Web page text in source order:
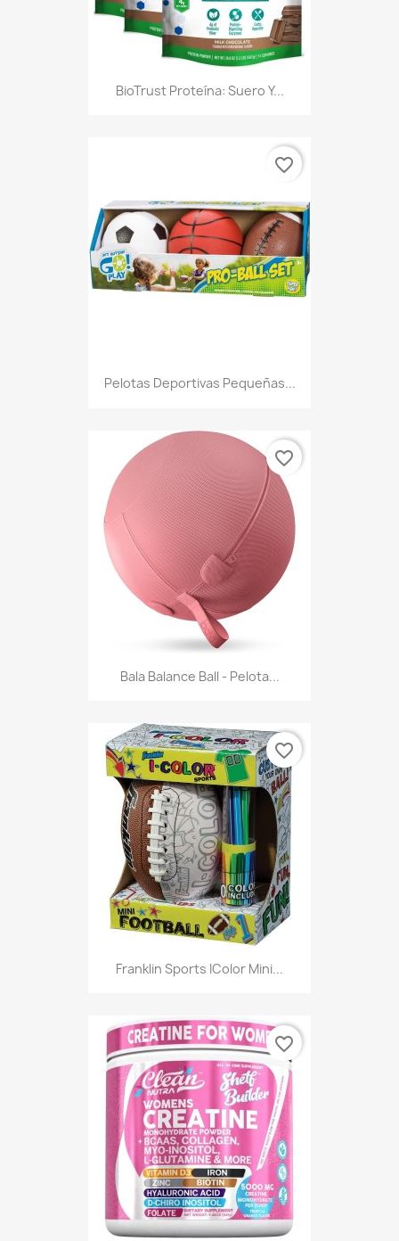
BioTrust Proteína: Suero Y...
Pelotas Deportivas Pequeñas...
favorite_border
Bala Balance Ball - Pelota...
favorite_border
Franklin Sports IColor Mini...
favorite_border
favorite_border